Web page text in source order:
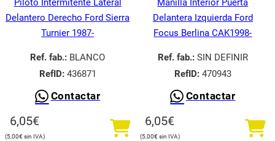
Piloto Intermitente Lateral
Delantero Derecho Ford Sierra
Turnier 1987-
Ref. fab.: BLANCO
RefID:436871
Contactar
6,05€
5,00€
Manilla Interior Puerta
Delantera Izquierda Ford
Focus Berlina CAK1998-
Ref. fab.:SIN DEFINIR
RefID:470943
Contactar
6,05€
5,00€